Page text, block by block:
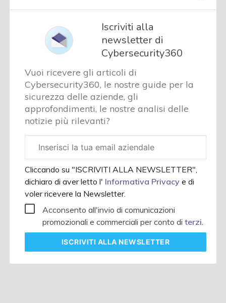
Iscriviti alla
newsletter di
Cybersecurity360
Vuoi ricevere gli articoli di
Cybersecurity360, le nostre guide per la
sicurezza delle aziende, gli
approfondimenti, le nostre analisi delle
notizie più rilevanti?
aziendale
Cliccando su "ISCRIVITI ALLA NEWSLETTER",
dichiaro di aver letto l' Informativa Privacye di
voler ricevere la Newsletter.
Acconsento all'invio di comunicazioni
promozionali e commerciali per conto diterzi.
ISCRIVITI ALLA NEWSLETTER